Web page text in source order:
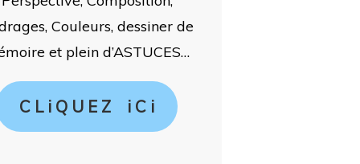
Couleurs, dessiner de
et plein d’ASTUCES…
C L i Q U E Z i C i